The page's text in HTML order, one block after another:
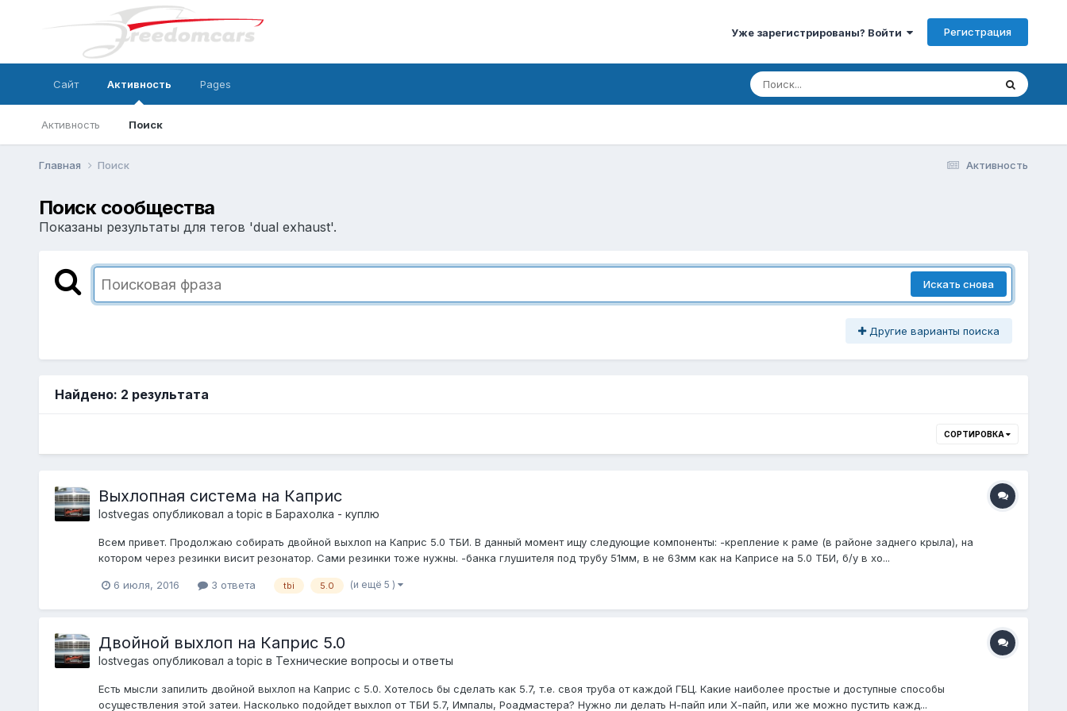
Уже зарегистрированы? Войти Регистрация
Сайт Активность
Активность Поиск
Pages
Активность
Главная Поиск
Поиск сообщества
Показаны результаты для тегов 'dual exhaust'.
Искать снова
Другие варианты поиска
Найдено: 2 результата
СОРТИРОВКА
Выхлопная система на Каприс
lostvegas опубликовал a topic в Барахолка - куплю
Всем привет. Продолжаю собирать двойной выхлоп на Каприс 5.0 ТБИ. В данный момент ищу следующие компоненты: -крепление к раме (в районе заднего крыла), на
котором через резинки висит резонатор. Сами резинки тоже нужны. -банка глушителя под трубу 51мм, в не 63мм как на Каприсе на 5.0 ТБИ, б/у в хо...
6 июля, 2016 3 ответа tbi 5.0 (и ещё 5 )
Двойной выхлоп на Каприс 5.0
lostvegas опубликовал a topic в Технические вопросы и ответы
Есть мысли запилить двойной выхлоп на Каприс с 5.0. Хотелось бы сделать как 5.7, т.е. своя труба от каждой ГБЦ. Какие наиболее простые и доступные способы
осуществления этой затеи. Насколько подойдет выхлоп от ТБИ 5.7, Импалы, Роадмастера? Нужно ли делать Н-пайп или Х-пайп, или же можно пустить кажд...